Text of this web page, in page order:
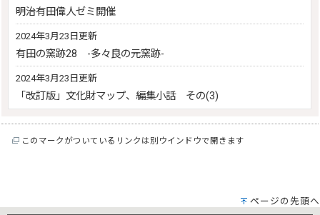
明治有田偉人ゼミ開催
2024年3月23日更新
有田の窯跡28 -多々良の元窯跡-
2024年3月23日更新
「改訂版」文化財マップ、編集小話 その(3)
このマークがついているリンクは別ウインドウで開きます
ページの先頭へ